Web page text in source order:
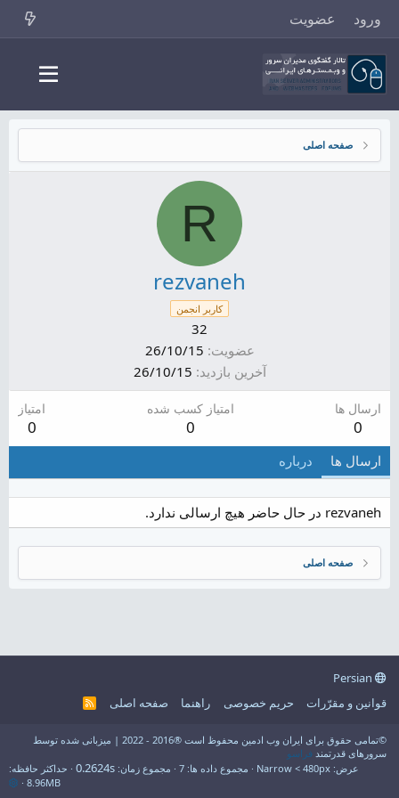
ورود عضویت
صفحه اصلی
R
rezvaneh
کاربر انجمن
32
عضویت 26/10/15
آخرین بازدید 26/10/15
ارسال ها
0
امتیاز کسب شده
0
امتیاز
0
ارسال ها درباره
rezvaneh در حال حاضر هیچ ارسالی ندارد.
صفحه اصلی
قوانین و مقرّرات
حریم خصوصی راهنما صفحه اصلی
R
©تمامی حقوق برای ایران وب ادمین محفوظ است ®2016 - 2022 | میزبانی شده توسط
سرورهای قدرتمند فراسو
عرض
مجموع داده ها 7 مجموع زمان 0.2624s
حداکثر حافظه
8.96MB